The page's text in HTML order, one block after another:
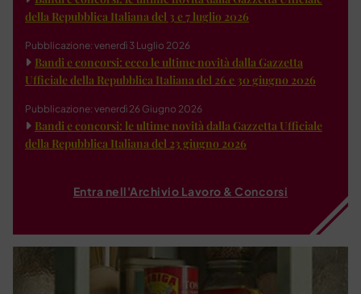
della Repubblica Italiana del 3 e 7 luglio 2026
Pubblicazione: venerdì 3 Luglio 2026
Bandi e concorsi: ecco le ultime novità dalla Gazzetta
Ufficiale della Repubblica Italiana del 26 e 30 giugno 2026
Pubblicazione: venerdì 26 Giugno 2026
Bandi e concorsi: le ultime novità dalla Gazzetta Ufficiale
della Repubblica Italiana del 23 giugno 2026
Entra nell'Archivio Lavoro & Concorsi